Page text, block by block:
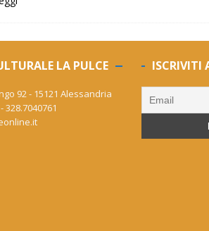
LA PULCE
92 - 15121 Alessandria
328.7040761
ISCRIVITI